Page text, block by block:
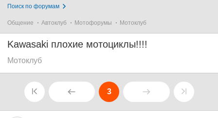
Поиск по форумам
Общение Автоклуб Мотофорумы Мотоклуб
Kawasaki плохие мотоциклы!!!!
Мотоклуб
3